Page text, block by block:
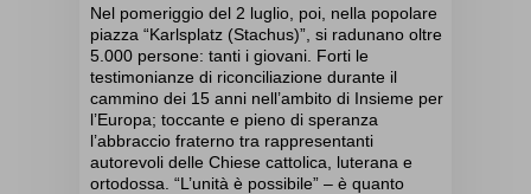
Nel pomeriggio del 2 luglio, poi, nella popolare
piazza “Karlsplatz (Stachus)”, si radunano oltre
5.000 persone: tanti i giovani. Forti le
testimonianze di riconciliazione durante il
cammino dei 15 anni nell’ambito di Insieme per
l’Europa; toccante e pieno di speranza
l’abbraccio fraterno tra rappresentanti
autorevoli delle Chiese cattolica, luterana e
ortodossa. “L’unità è possibile” – è quanto